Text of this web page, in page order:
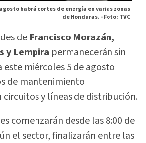
habrá cortes de energía en varias zonas
de Honduras. -Foto: TVC
de Francisco Morazán,
y Lempira permanecerán sin
miércoles 5 de agosto
de mantenimiento
circuitos y líneas de distribución.
comenzarán desde las 8:00 de
el sector, finalizarán entre las